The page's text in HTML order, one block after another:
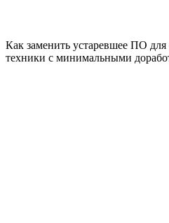
Как заменить устаревшее ПО для
техники с минимальными